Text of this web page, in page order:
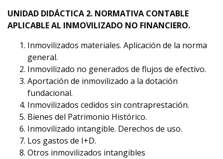
UNIDAD DIDÁCTICA 2. NORMATIVA CONTABLE
APLICABLE AL INMOVILIZADO NO FINANCIERO.
Inmovilizados materiales. Aplicación de la norma
general.
Inmovilizado no generados de flujos de efectivo.
Aportación de inmovilizado a la dotación
fundacional.
Inmovilizados cedidos sin contraprestación.
Bienes del Patrimonio Histórico.
Inmovilizado intangible. Derechos de uso.
Los gastos de I+D.
Otros inmovilizados intangibles